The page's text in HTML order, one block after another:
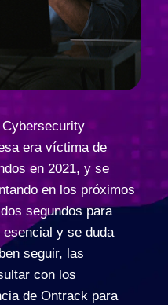
era víctima de
en 2021, y se
en los próximos
segundos para
y se duda
seguir, las
con los
de Ontrack para